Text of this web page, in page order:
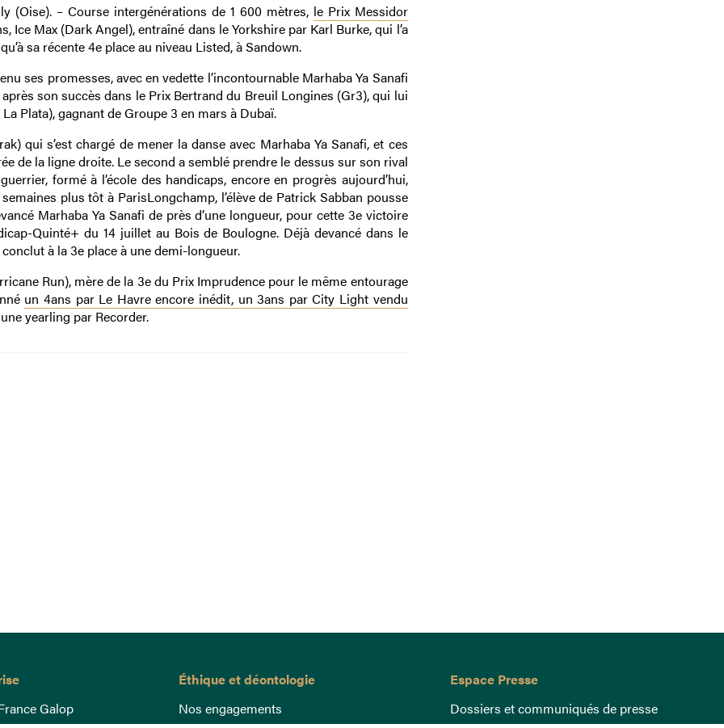
(Oise). – Course intergénérations de 1 600 mètres, le Prix Messidor
Max (Dark Angel), entraîné dans le Yorkshire par Karl Burke, qui l’a
sa récente 4e place au niveau Listed, à Sandown.
ses promesses, avec en vedette l’incontournable Marhaba Ya Sanafi
son succès dans le Prix Bertrand du Breuil Longines (Gr3), qui lui
Plata), gagnant de Groupe 3 en mars à Dubaï.
qui s’est chargé de mener la danse avec Marhaba Ya Sanafi, et ces
de la ligne droite. Le second a semblé prendre le dessus sur son rival
formé à l’école des handicaps, encore en progrès aujourd’hui,
plus tôt à ParisLongchamp, l’élève de Patrick Sabban pousse
Marhaba Ya Sanafi de près d’une longueur, pour cette 3e victoire
Quinté+ du 14 juillet au Bois de Boulogne. Déjà devancé dans le
à la 3e place à une demi-longueur.
Run), mère de la 3e du Prix Imprudence pour le même entourage
un 4ans par Le Havre encore inédit, un 3ans par City Light vendu
yearling par Recorder.
Galop
Éthique et déontologie
Nos engagements
Espace Presse
Dossiers et communiqués de presse